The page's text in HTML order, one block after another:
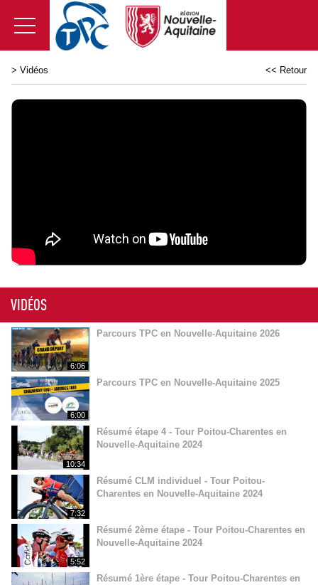
> Vidéos << Retour
VIDÉOS
6:06
Parcours TPC en Nouvelle-Aquitaine 2026
6:00
Parcours TPC en Nouvelle-Aquitaine 2025
10:34
Résumé étape 4 - Tour Poitou-Charentes en
Nouvelle-Aquitaine 2024
7:32
Résumé CLM individuel - Tour Poitou-
Charentes en Nouvelle-Aquitaine 2024
5:52
Résumé 2ème étape - Tour Poitou-Charentes en
Nouvelle-Aquitaine 2024
Résumé 1ère étape - Tour Poitou-Charentes en